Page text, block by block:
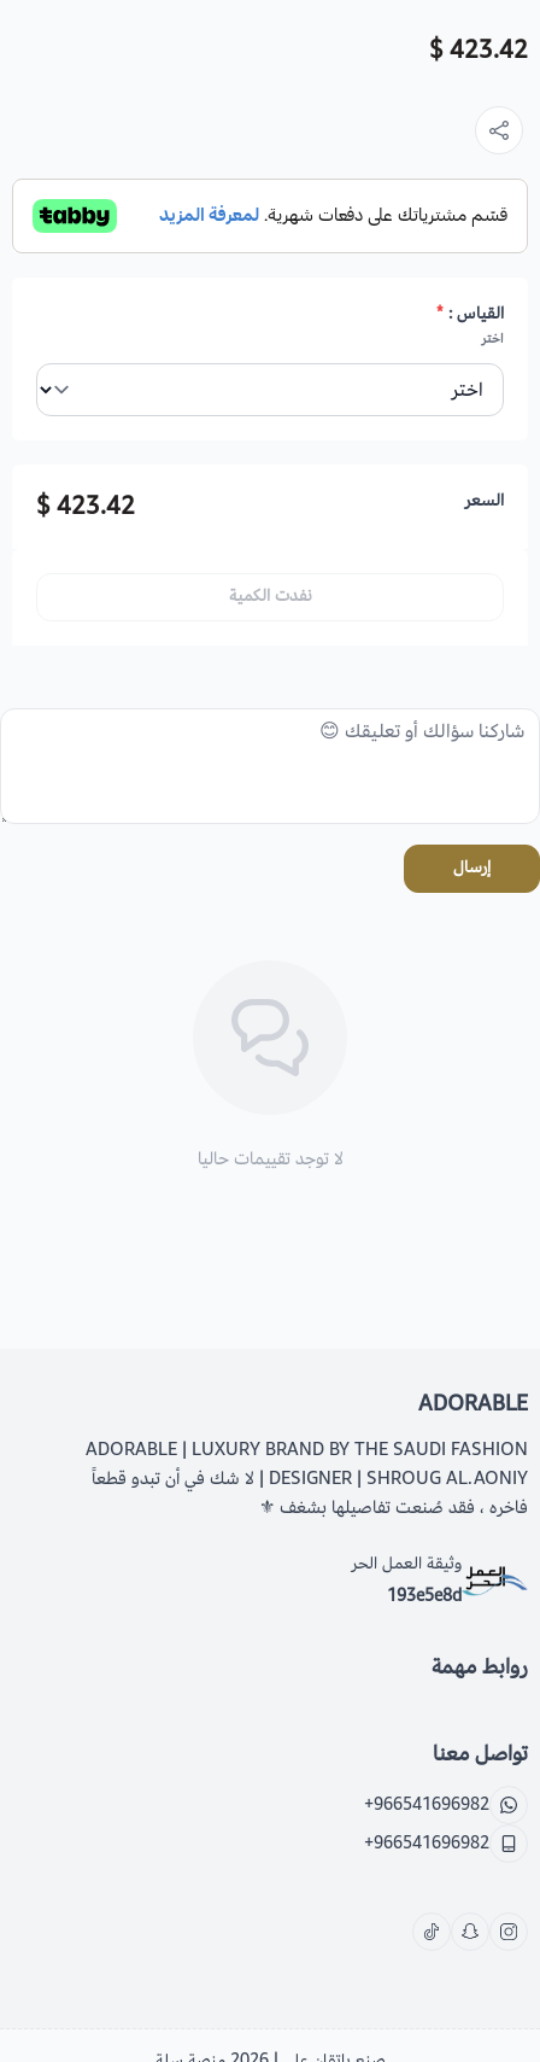
423.42 $
القياس :*
اختر
السعر 423.42 $
نفدت الكمية
إرسال
لا توجد تقييمات حاليا
ADORABLE
ADORABLE | LUXURY BRAND BY THE SAUDI FASHION
DESIGNER | SHROUG AL.AONIY | لا شك في أن تبدو قطعاً
فاخره ، فقد صُنعت تفاصيلها بشغف ⚜️
وثيقة العمل الحر
193e5e8d
روابط مهمة
تواصل معنا
+966541696982
+966541696982